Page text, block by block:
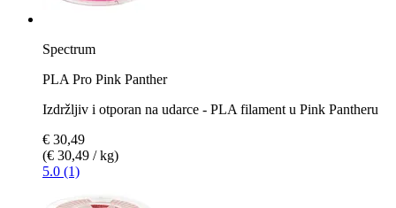
Spectrum
PLA Pro Pink Panther
Izdržljiv i otporan na udarce - PLA filament u Pink Pantheru
€ 30,49
(€ 30,49 / kg)
5.0 (1)